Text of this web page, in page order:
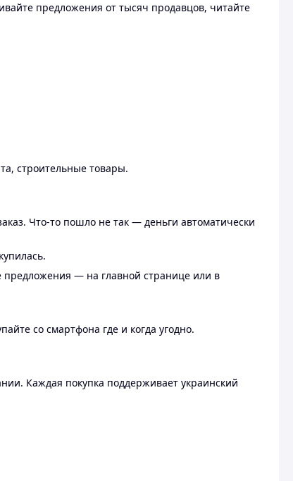
предложения от тысяч продавцов, читайте
строительные товары.
Что-то пошло не так — деньги автоматически
— на главной странице или в
со смартфона где и когда угодно.
Каждая покупка поддерживает украинский